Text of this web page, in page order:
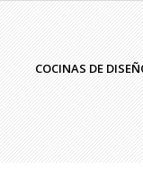
COCINAS DE